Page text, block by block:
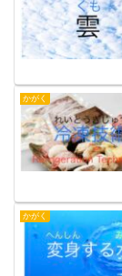
かがく
かがく